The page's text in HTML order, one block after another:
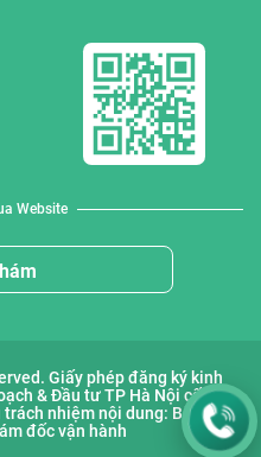
Website
Giấy phép đăng ký kinh
& Đầu tư TP Hà Nội cấp lần
nhiệm nội dung: Bà
đốc vận hành